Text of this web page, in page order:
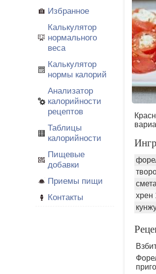
Избранное
Калькулятор
нормального
веса
Калькулятор
нормы калорий
Анализатор
калорийности
рецептов
Таблицы
калорийности
Пищевые
добавки
Приемы пищи
Контакты
хрен